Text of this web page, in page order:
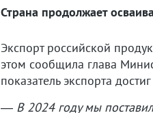
Страна продолжает
Экспорт российской
этом сообщила глава
показатель экспорта достиг
— В 2024 году мы